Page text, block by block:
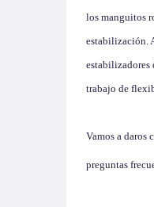
los manguitos
estabilización.
estabilizadores
trabajo de
Vamos a daros
preguntas